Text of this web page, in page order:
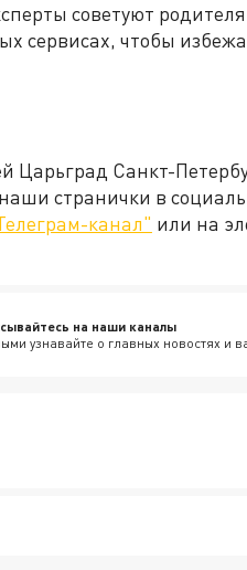
советуют
сервисах, чтобы
Царьград Санкт-
странички в
канал" или на
на наши каналы
узнавайте о главных новостях и